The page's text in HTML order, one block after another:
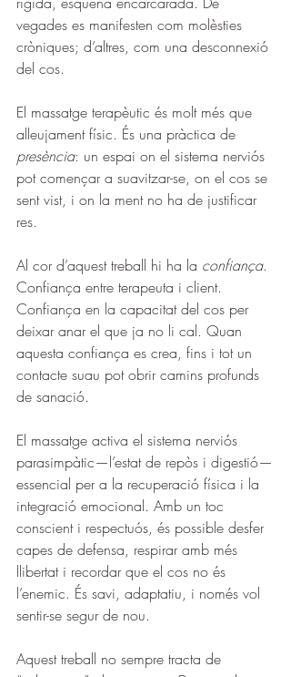
vegades es manifesten com molèsties
cròniques; d’altres, com una desconnexió
del cos.
El massatge terapèutic és molt més que
alleujament físic. És una pràctica de
presència: un espai on el sistema nerviós
pot començar a suavitzar-se, on el cos se
sent vist, i on la ment no ha de justificar
res.
Al cor d’aquest treball hi ha la confiança.
Confiança entre terapeuta i client.
Confiança en la capacitat del cos per
deixar anar el que ja no li cal. Quan
aquesta confiança es crea, fins i tot un
contacte suau pot obrir camins profunds
de sanació.
El massatge activa el sistema nerviós
parasimpàtic—l’estat de repòs i digestió—
essencial per a la recuperació física i la
integració emocional. Amb un toc
conscient i respectuós, és possible desfer
capes de defensa, respirar amb més
llibertat i recordar que el cos no és
l’enemic. És savi, adaptatiu, i només vol
sentir-se segur de nou.
Aquest treball no sempre tracta de